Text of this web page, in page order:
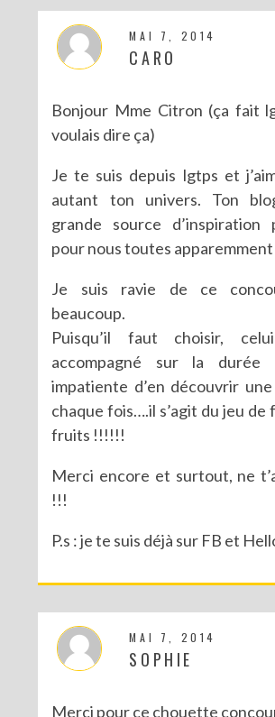
MAI 7, 2014
CARO
Bonjour Mme Citron (ça fait
voulais dire ça)
Je te suis depuis lgtps et
autant ton univers. Ton
grande source d’inspiration
pour nous toutes
Je suis ravie de ce
beaucoup.
Puisqu’il faut choisir,
accompagné sur la durée
impatiente d’en découvrir
chaque fois….il s’agit du jeu de
fruits !!!!!!
Merci encore et surtout, ne
!!!
P.s : je te suis déjà sur FB et
MAI 7, 2014
SOPHIE
Merci pour ce chouette